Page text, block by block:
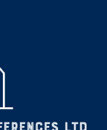
der Power
Branchen-
und exklusive
und
Vorfeld der